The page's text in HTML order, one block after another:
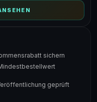
sichern
geprüft